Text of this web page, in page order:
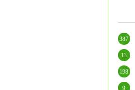
387
13
198
9